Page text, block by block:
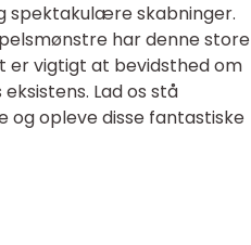
spektakulære skabninger.
har denne store
er vigtigt at bevidsthed om
Lad os stå
og opleve disse fantastiske